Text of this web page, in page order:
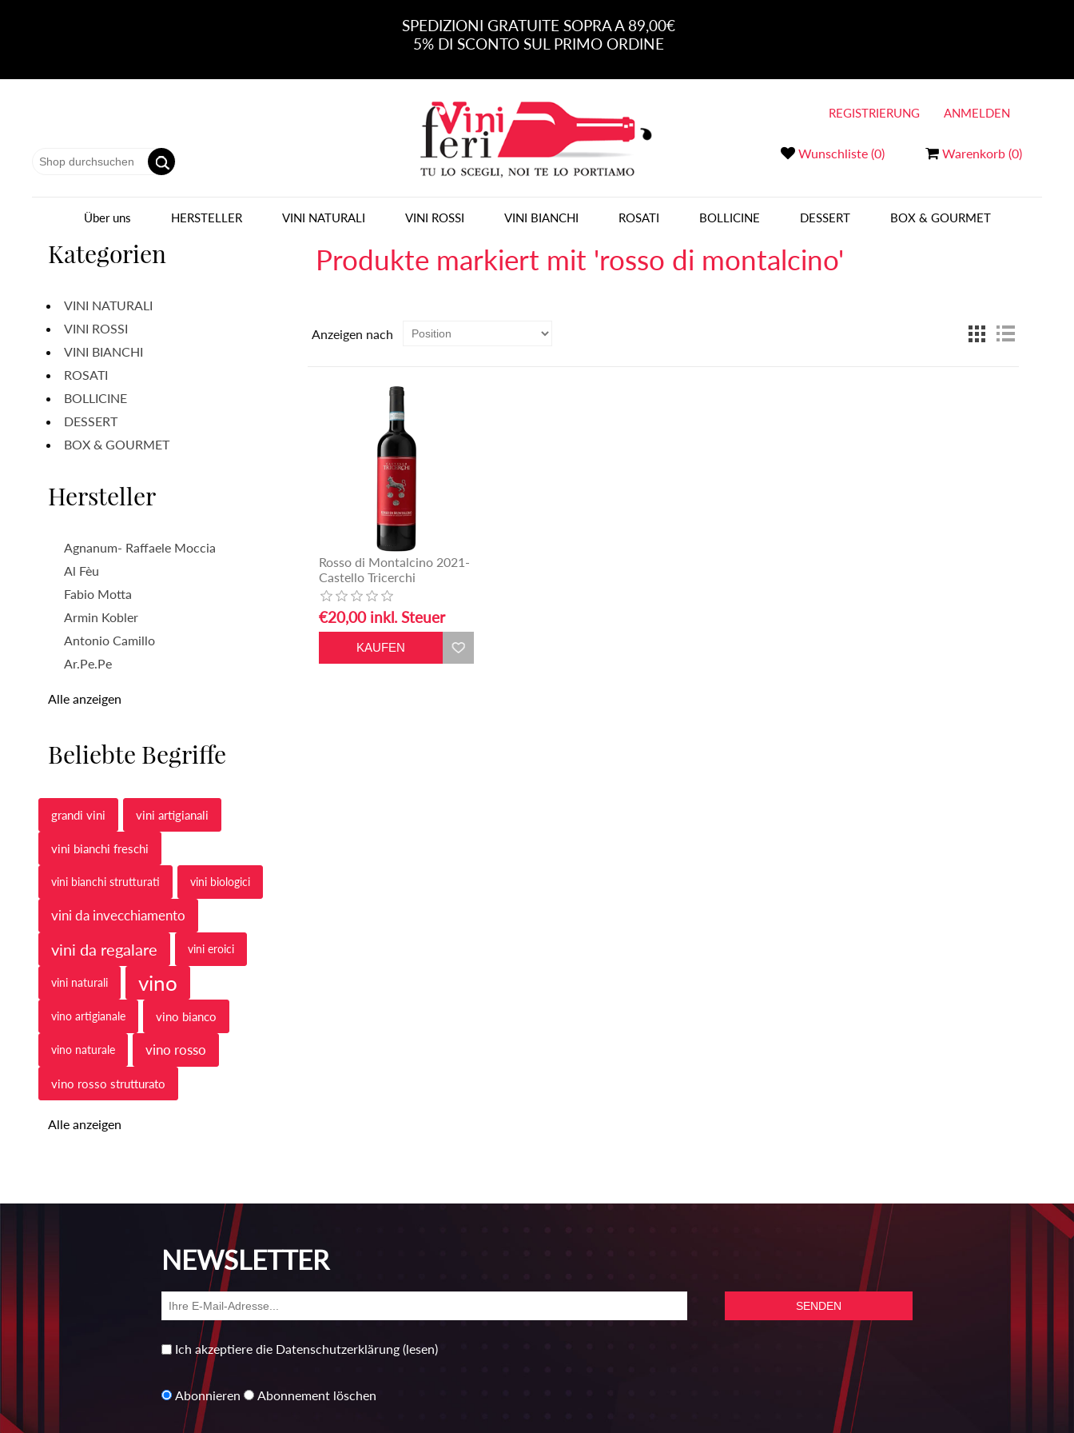
SPEDIZIONI GRATUITE SOPRA A 89,00€
5% DI SCONTO SUL PRIMO ORDINE
Wunschliste (0) Warenkorb (0)
REGISTRIERUNG ANMELDEN
Über uns HERSTELLER VINI NATURALI VINI ROSSI VINI BIANCHI ROSATI BOLLICINE DESSERT BOX & GOURMET
Kategorien
VINI NATURALI
VINI ROSSI
VINI BIANCHI
ROSATI
BOLLICINE
DESSERT
BOX & GOURMET
Hersteller
Agnanum- Raffaele Moccia
Al Fèu
Fabio Motta
Armin Kobler
Antonio Camillo
Ar.Pe.Pe
Alle anzeigen
Beliebte Begriffe
grandi vini vini artigianali
vini bianchi freschi
vini bianchi strutturati vini biologici
vini da invecchiamento
vini da regalare vini eroici
vini naturali vino
vino artigianale vino bianco
vino naturale vino rosso
vino rosso strutturato
Alle anzeigen
Produkte markiert mit 'rosso di montalcino'
Anzeigen nach
Rosso di Montalcino 2021-
Castello Tricerchi
€20,00 inkl. Steuer
NEWSLETTER
Ich akzeptiere die Datenschutzerklärung (lesen)
Abonnieren Abonnement löschen